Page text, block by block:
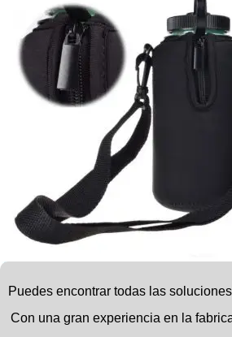
Puedes encontrar todas las
Con una gran experiencia en la